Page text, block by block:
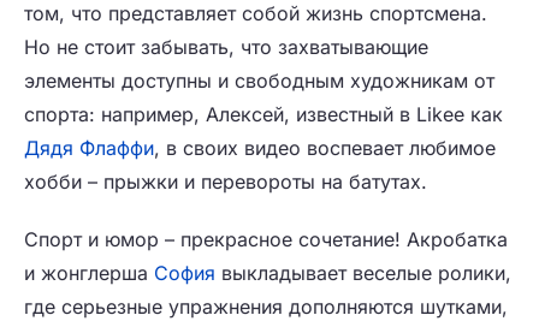
том, что представляет собой жизнь спортсмена.
Но не стоит забывать, что захватывающие
элементы доступны и свободным художникам от
спорта: например, Алексей, известный в Likee как
Дядя Флаффи, в своих видео воспевает любимое
хобби – прыжки и перевороты на батутах.
Спорт и юмор – прекрасное сочетание! Акробатка
и жонглерша София выкладывает веселые ролики,
где серьезные упражнения дополняются шутками,